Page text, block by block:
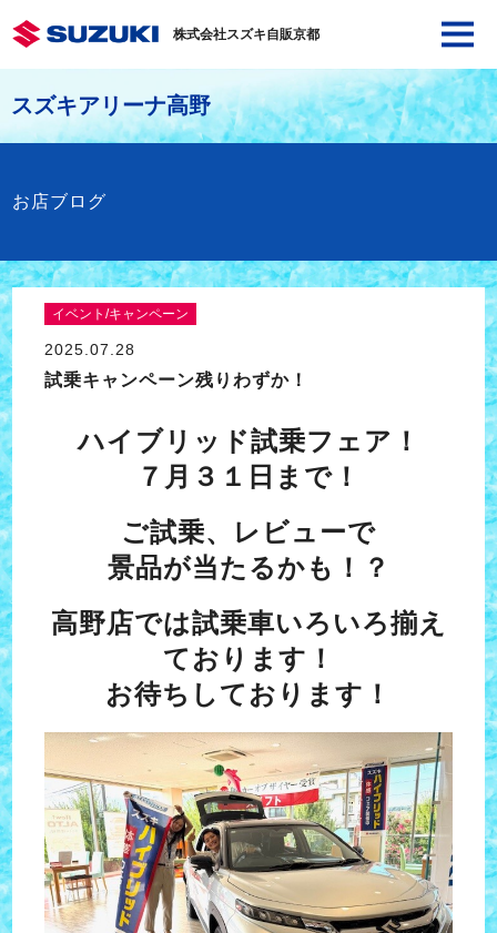
株式会社スズキ自販京都
スズキアリーナ高野
お店ブログ
イベント/キャンペーン
2025.07.28
試乗キャンペーン残りわずか！
ハイブリッド試乗フェア！
７月３１日まで！
ご試乗、レビューで
景品が当たるかも！？
高野店では試乗車いろいろ揃え
ております！
お待ちしております！